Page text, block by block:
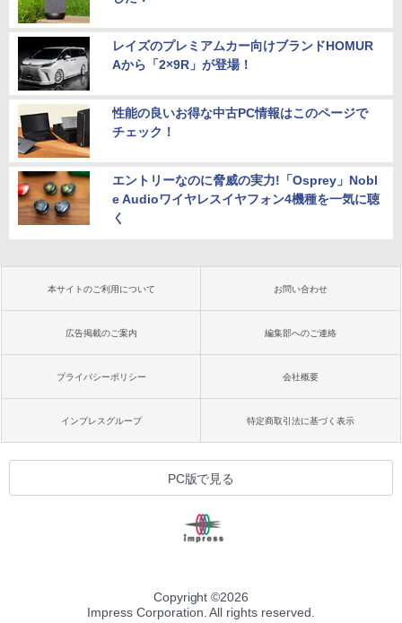
レイズのプレミアムカー向けブランドHOMUR
Aから「2×9R」が登場！
性能の良いお得な中古PC情報はこのページで
チェック！
エントリーなのに脅威の実力!「Osprey」Nobl
e Audioワイヤレスイヤフォン4機種を一気に聴
く
本サイトのご利用について お問い合わせ
広告掲載のご案内 編集部へのご連絡
プライバシーポリシー 会社概要
インプレスグループ 特定商取引法に基づく表示
PC版で見る
Copyright ©2026
Impress Corporation. All rights reserved.